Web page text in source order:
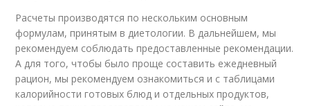
Расчеты производятся по нескольким основным
формулам, принятым в диетологии. В дальнейшем, мы
рекомендуем соблюдать предоставленные рекомендации.
А для того, чтобы было проще составить ежедневный
рацион, мы рекомендуем ознакомиться и с таблицами
калорийности готовых блюд и отдельных продуктов,